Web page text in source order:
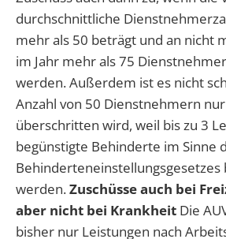
durchschnittliche
mehr als 50 beträgt und an nicht
im Jahr mehr als 75
werden. Außerdem ist es nicht
Anzahl von 50 Dienstnehmern
überschritten wird, weil bis zu 3
begünstigte Behinderte im Sinne
Behinderteneinstellungsgesetzes
werden.Zuschüsse auch bei
aber nicht bei Krankheit Die
bisher nur Leistungen nach